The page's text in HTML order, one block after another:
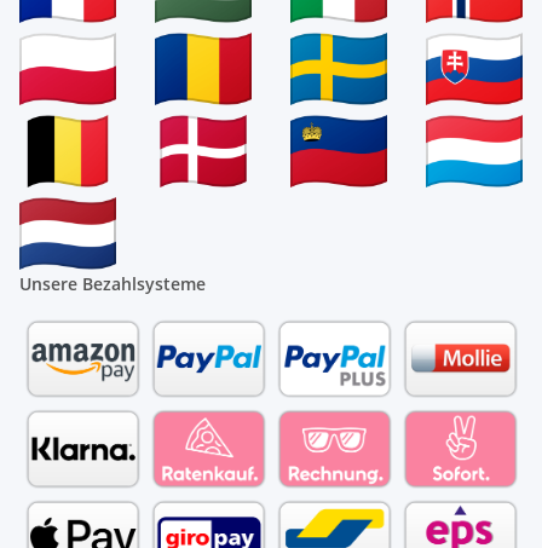
Unsere Bezahlsysteme